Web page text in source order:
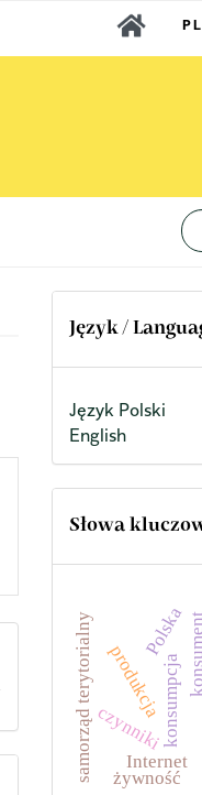
PL
Język /
Język Polski
English
Słowa
konsument
Polska
konsumpcja
czynniki
Internet
żywność
produkcja
samorząd terytorialny